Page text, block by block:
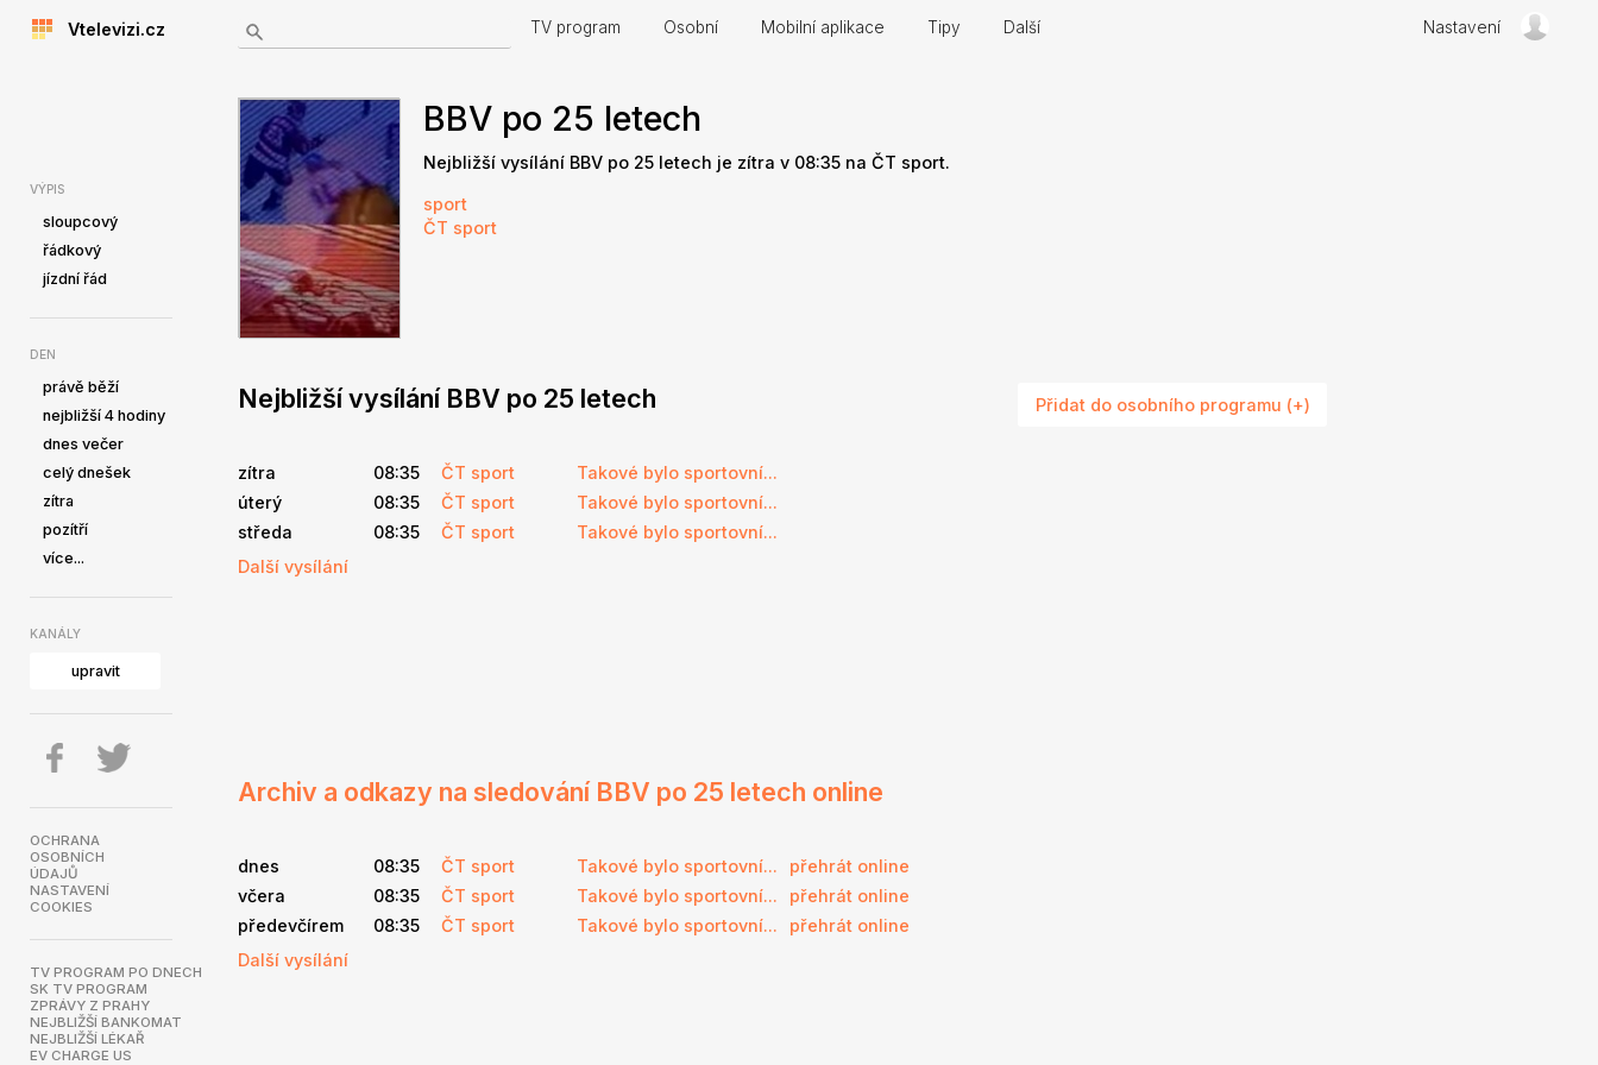
Vtelevizi.cz TV program Osobní Mobilní aplikace Tipy Další Nastavení
VÝPIS
sloupcový
řádkový
jízdní řád
DEN
právě běží
nejbližší 4 hodiny
dnes večer
celý dnešek
zítra
pozítří
více...
KANÁLY
upravit
OCHRANA
OSOBNÍCH
ÚDAJŮ
NASTAVENÍ
COOKIES
TV PROGRAM PO DNECH
SK TV PROGRAM
ZPRÁVY Z PRAHY
NEJBLIŽŠÍ BANKOMAT
NEJBLIŽŠÍ LÉKAŘ
EV CHARGE US
BBV po 25 letech
Nejbližší vysílání BBV po 25 letech je zítra v 08:35 na ČT sport.
sport
ČT sport
Nejbližší vysílání BBV po 25 letech
zítra 08:35 ČT sport
Takové bylo sportovní...
úterý
08:35 ČT sport
Takové bylo sportovní...
středa
08:35 ČT sport
Takové bylo sportovní...
Další vysílání
Archiv a odkazy na sledování BBV po 25 letech online
dnes 08:35 ČT sport Takové bylo sportovní...
přehrát online
včera
08:35 ČT sport Takové bylo sportovní...
přehrát online
předevčírem
08:35 ČT sport Takové bylo sportovní...
přehrát online
Další vysílání
Přidat do osobního programu (+)